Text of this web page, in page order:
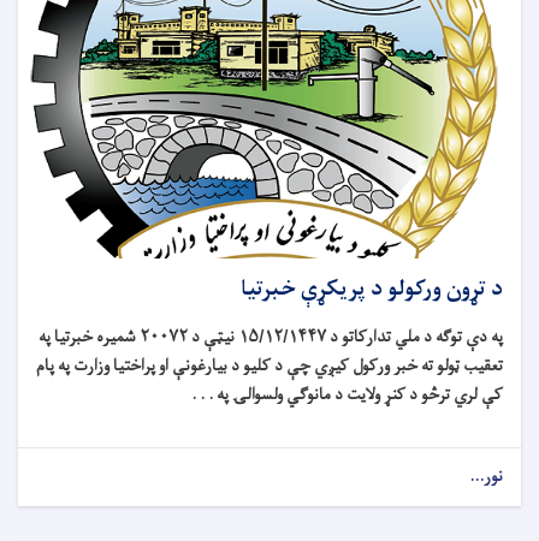
د تړون ورکولو د پریکړې خبرتیا
په دې توګه د ملي تدارکاتو د۱۵/۱۲/۱۴۴۷ نیټې د۲۰۰۷۲شمیره خبرتیا په
تعقیب ټولو ته خبر ورکول کیږي چې د کلیو د بیارغونې او پراختیا وزارت په پام
کې لري ترڅو د کنړ ولایت د مانوګي ولسوالۍ په . . .
نور...